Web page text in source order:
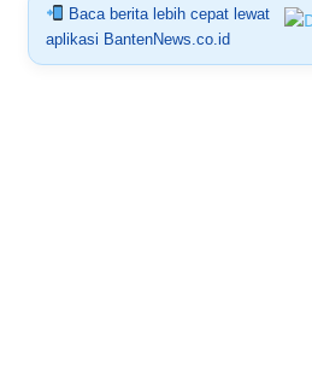
Baca berita lebih cepat lewat
aplikasi BantenNews.co.id